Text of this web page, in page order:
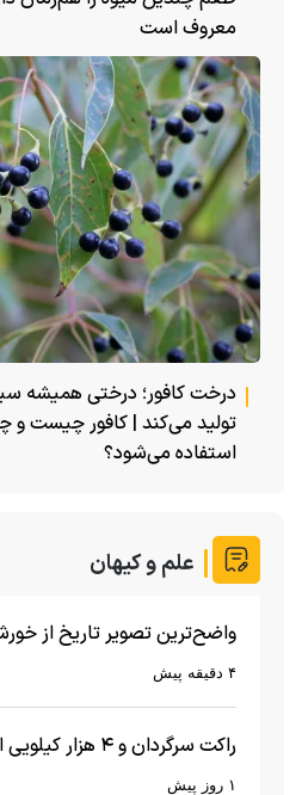
معروف است
درخت کافور؛ درختی همیشه
تولید می‌کند | کافور چیست و
استفاده می‌شود؟
علم و کیهان
واضح‌ترین تصویر تاریخ از
۴ دقیقه پیش
راکت سرگردان و
هشت هزار و ۶۹۰ کیلومتر در ساعت به ماه برخورد کرد۱ روز پیش